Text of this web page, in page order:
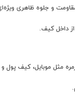
و جلوه ظاهری
داخل کیف.